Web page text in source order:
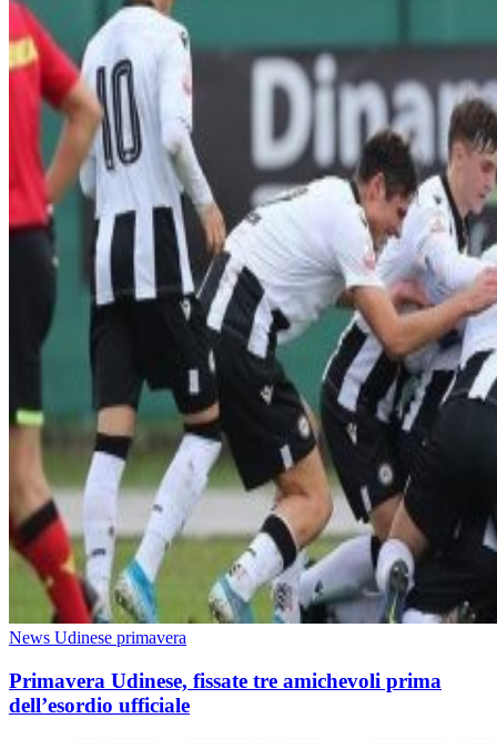
News Udinese primavera
Primavera Udinese, fissate tre amichevoli prima
dell’esordio ufficiale